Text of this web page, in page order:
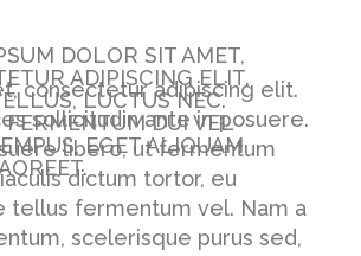
DOLOR SIT AMET,
ADIPISCING ELIT.
LUCTUS NEC.
DUI VEL
EGET ALIQUAM
consectetur adipiscing elit.
sollicitudin ante in posuere.
libero, ut fermentum
dictum tortor, eu
tellus fermentum vel. Nam a
scelerisque purus sed,